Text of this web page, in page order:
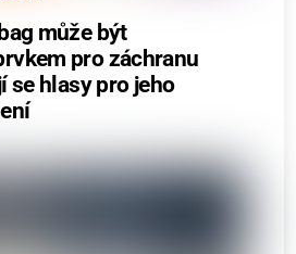
může být
pro záchranu
se hlasy pro jeho